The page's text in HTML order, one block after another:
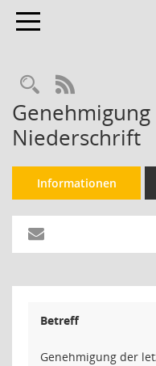
Toggle navigation
RSS-Feed
Niederschrift
Informationen
Betreff
Genehmigung der